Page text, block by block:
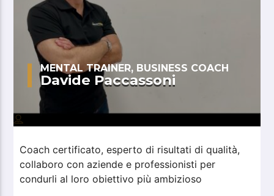
MENTAL TRAINER, BUSINESS COACH
Davide Paccassoni
Coach certificato, esperto di risultati di qualità,
collaboro con aziende e professionisti per
condurli al loro obiettivo più ambizioso